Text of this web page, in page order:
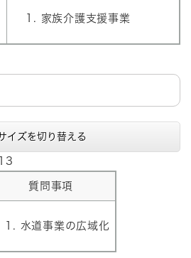
家族介護支援事業
イズを切り替える
質問事項
水道事業の広域化